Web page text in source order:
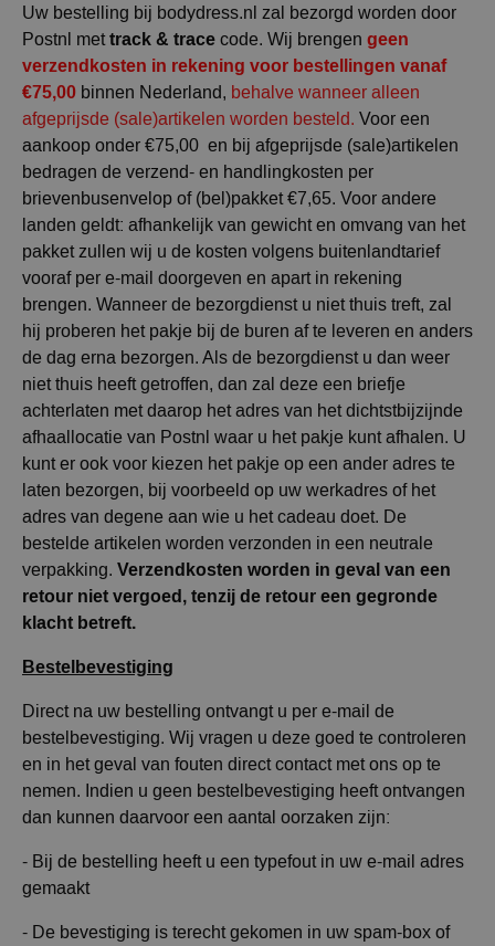
Uw bestelling bij bodydress.nl zal bezorgd worden door
Postnl mettrack & tracecode. Wij brengen geen
verzendkosten in rekening voor bestellingen vanaf
€75,00 binnen Nederland, behalve wanneer alleen
afgeprijsde (sale)artikelen worden besteld. Voor een
aankoop onder €75,00 en bij afgeprijsde (sale)artikelen
bedragen de verzend- en handlingkosten per
brievenbusenvelop of (bel)pakket €7,65. Voor andere
landen geldt: afhankelijk van gewicht en omvang van het
pakket zullen wij u de kosten volgens buitenlandtarief
vooraf per e-mail doorgeven en apart in rekening
brengen. Wanneer de bezorgdienst u niet thuis treft, zal
hij proberen het pakje bij de buren af te leveren en anders
de dag erna bezorgen. Als de bezorgdienst u dan weer
niet thuis heeft getroffen, dan zal deze een briefje
achterlaten met daarop het adres van het dichtstbijzijnde
afhaallocatie van Postnl waar u het pakje kunt afhalen. U
kunt er ook voor kiezen het pakje op een ander adres te
laten bezorgen, bij voorbeeld op uw werkadres of het
adres van degene aan wie u het cadeau doet. De
bestelde artikelen worden verzonden in een neutrale
verpakking. Verzendkosten worden in geval van een
retour niet vergoed, tenzij de retour een gegronde
klacht betreft.
Bestelbevestiging
Direct na uw bestelling ontvangt u per e-mail de
bestelbevestiging. Wij vragen u deze goed te controleren
en in het geval van fouten direct contact met ons op te
nemen. Indien u geen bestelbevestiging heeft ontvangen
dan kunnen daarvoor een aantal oorzaken zijn:
- Bij de bestelling heeft u een typefout in uw e-mail adres
gemaakt
- De bevestiging is terecht gekomen in uw spam-box of